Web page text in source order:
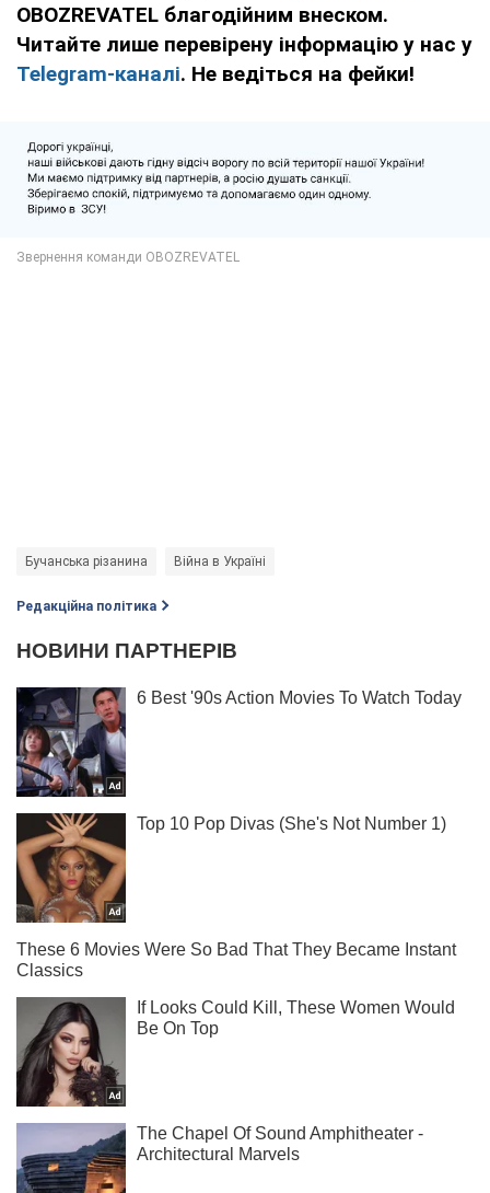
OBOZREVATEL благодійним внеском.
Читайте лише перевірену інформацію у нас у
Telegram-каналі. Не ведіться на фейки!
Бучанська різанина Війна в Україні
Редакційна політика